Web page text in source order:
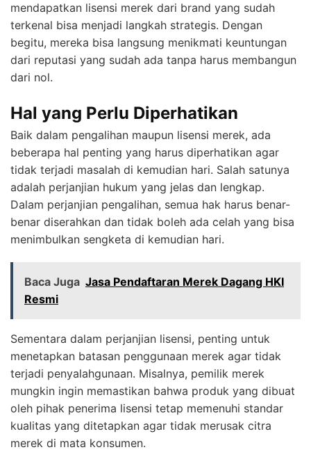
mendapatkan lisensi merek dari brand yang sudah
terkenal bisa menjadi langkah strategis. Dengan
begitu, mereka bisa langsung menikmati keuntungan
dari reputasi yang sudah ada tanpa harus membangun
dari nol.
Hal yang Perlu Diperhatikan
Baik dalam pengalihan maupun lisensi merek, ada
beberapa hal penting yang harus diperhatikan agar
tidak terjadi masalah di kemudian hari. Salah satunya
adalah perjanjian hukum yang jelas dan lengkap.
Dalam perjanjian pengalihan, semua hak harus benar-
benar diserahkan dan tidak boleh ada celah yang bisa
menimbulkan sengketa di kemudian hari.
Baca Juga Jasa Pendaftaran Merek Dagang HKI
Resmi
Sementara dalam perjanjian lisensi, penting untuk
menetapkan batasan penggunaan merek agar tidak
terjadi penyalahgunaan. Misalnya, pemilik merek
mungkin ingin memastikan bahwa produk yang dibuat
oleh pihak penerima lisensi tetap memenuhi standar
kualitas yang ditetapkan agar tidak merusak citra
merek di mata konsumen.